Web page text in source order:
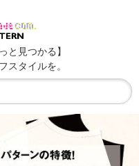
と見つかる】
スタイルを。